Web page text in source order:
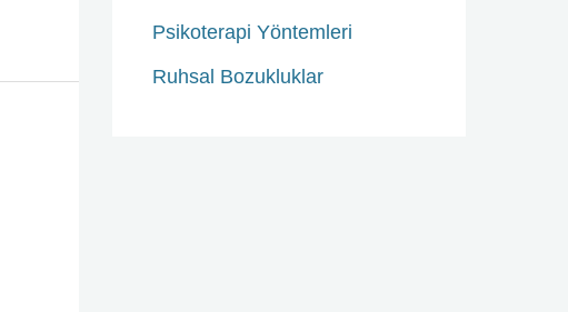
Psikoterapi Yöntemleri
Ruhsal Bozukluklar